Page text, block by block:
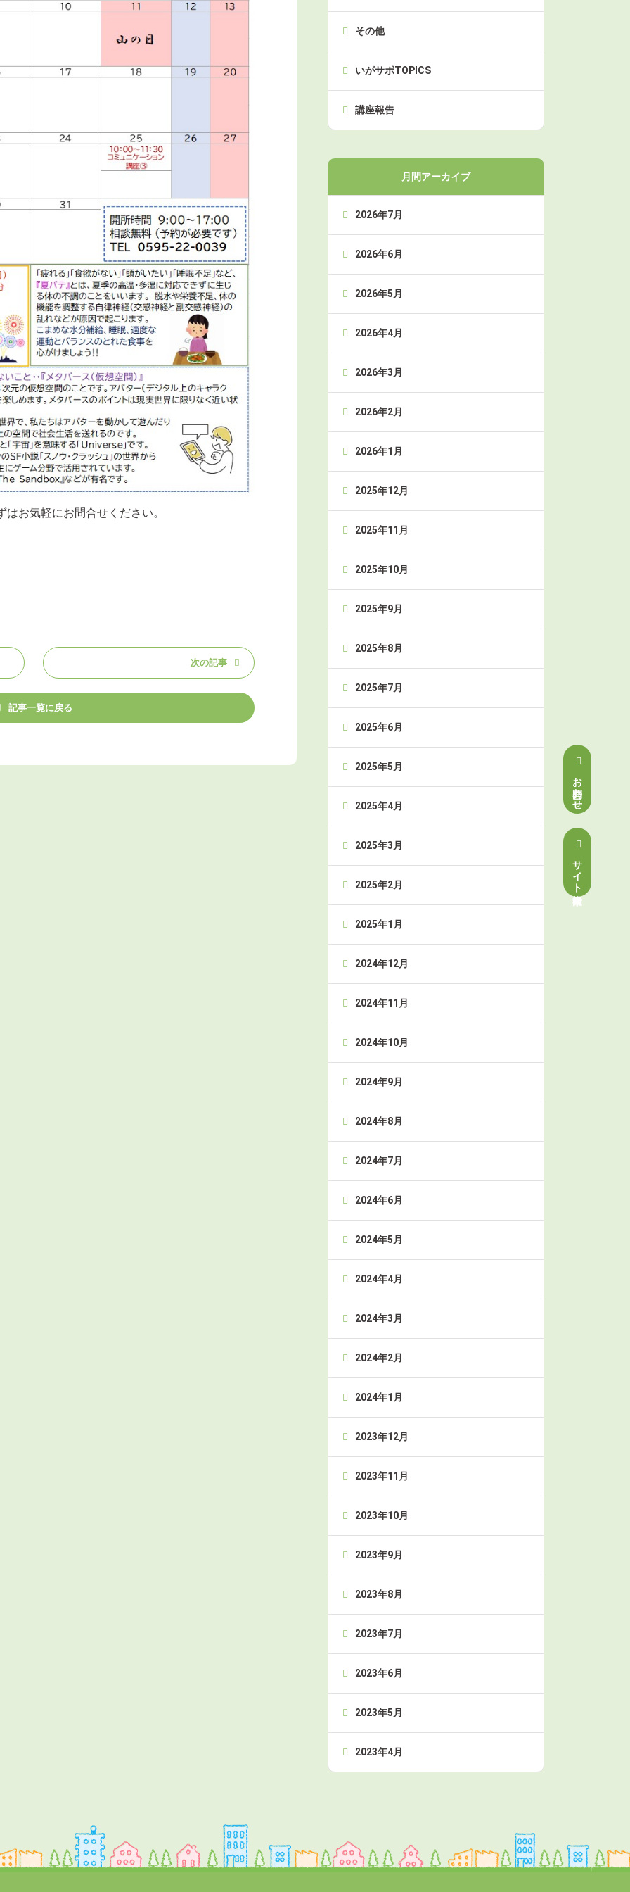
お問合わせ
サイト内検索
お気軽にお問合せください。
次の記事
記事一覧に戻る
その他
いがサポTOPICS
講座報告
月間アーカイブ
2026年7月
2026年6月
2026年5月
2026年4月
2026年3月
2026年2月
2026年1月
2025年12月
2025年11月
2025年10月
2025年9月
2025年8月
2025年7月
2025年6月
2025年5月
2025年4月
2025年3月
2025年2月
2025年1月
2024年12月
2024年11月
2024年10月
2024年9月
2024年8月
2024年7月
2024年6月
2024年5月
2024年4月
2024年3月
2024年2月
2024年1月
2023年12月
2023年11月
2023年10月
2023年9月
2023年8月
2023年7月
2023年6月
2023年5月
2023年4月